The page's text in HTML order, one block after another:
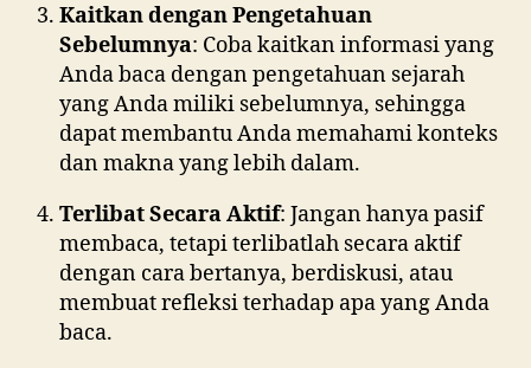
Kaitkan dengan Pengetahuan
Sebelumnya: Coba kaitkan informasi yang
Anda baca dengan pengetahuan sejarah
yang Anda miliki sebelumnya, sehingga
dapat membantu Anda memahami konteks
dan makna yang lebih dalam.
Terlibat Secara Aktif: Jangan hanya pasif
membaca, tetapi terlibatlah secara aktif
dengan cara bertanya, berdiskusi, atau
membuat refleksi terhadap apa yang Anda
baca.